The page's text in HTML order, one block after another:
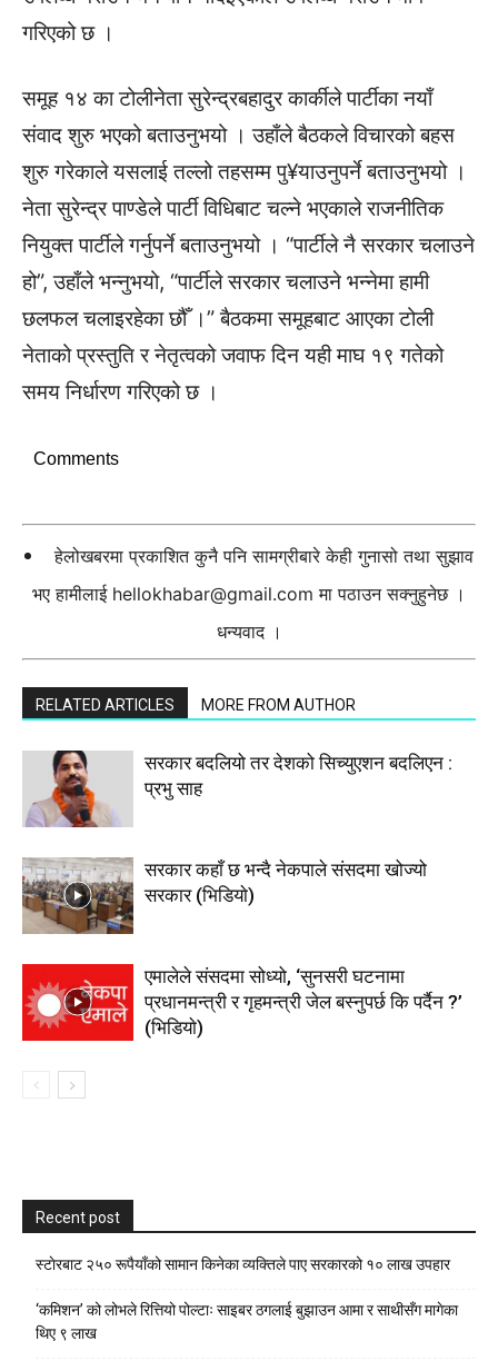
गरिएको छ ।
समूह १४ का टोलीनेता सुरेन्द्रबहादुर कार्कीले पार्टीका नयाँ
संवाद शुरु भएको बताउनुभयो । उहाँले बैठकले विचारको बहस
शुरु गरेकाले यसलाई तल्लो तहसम्म पु¥याउनुपर्ने बताउनुभयो ।
नेता सुरेन्द्र पाण्डेले पार्टी विधिबाट चल्ने भएकाले राजनीतिक
नियुक्त पार्टीले गर्नुपर्ने बताउनुभयो । “पार्टीले नै सरकार चलाउने
हो”, उहाँले भन्नुभयो, “पार्टीले सरकार चलाउने भन्नेमा हामी
छलफल चलाइरहेका छौँ ।” बैठकमा समूहबाट आएका टोली
नेताको प्रस्तुति र नेतृत्वको जवाफ दिन यही माघ १९ गतेको
समय निर्धारण गरिएको छ ।
Comments
हेलोखबरमा प्रकाशित कुनै पनि सामग्रीबारे केही गुनासो तथा सुझाव
भए हामीलाई hellokhabar@gmail.com मा पठाउन सक्नुहुनेछ ।
धन्यवाद ।
RELATED ARTICLES MORE FROM AUTHOR
सरकार बदलियो तर देशको सिच्युएशन बदलिएन :
प्रभु साह
सरकार कहाँ छ भन्दै नेकपाले संसदमा खोज्यो
सरकार (भिडियाे)
एमालेले संसदमा सोध्यो, ‘सुनसरी घटनामा
प्रधानमन्त्री र गृहमन्त्री जेल बस्नुपर्छ कि पर्दैन ?’
(भिडियाे)
Recent post
स्टाेरबाट २५० रूपैयाँको सामान किनेका व्यक्तिले पाए सरकारको १० लाख उपहार
‘कमिशन’ को लोभले रित्तियो पोल्टाः साइबर ठगलाई बुझाउन आमा र साथीसँग मागेका
थिए ९ लाख